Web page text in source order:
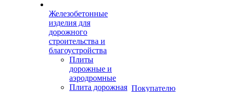
Железобетонные
изделия для
дорожного
строительства и
благоустройства
Плиты
дорожные и
аэродромные
Плита дорожная Покупателю